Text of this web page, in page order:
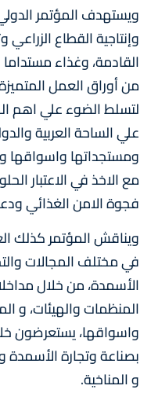
ويستهدف المؤتمر
وإنتاجية القطاع الزراعي
القادمة، وغذاء
من أوراق العمل
لتسلط الضوء علي اهم
علي الساحة العربية
ومستجداتها واسواقها
مع الاخذ في الاعتبار
فجوة الامن الغذائي
ويناقش المؤتمر كذلك
في مختلف المجالات
الأسمدة، من خلال
المنظمات والهيئات، و
واسواقها، يستعرضون
بصناعة وتجارة الأسمدة
و المناخية.